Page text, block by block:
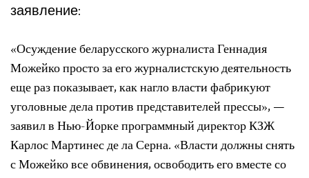
заявление:
«Осуждение беларусского журналиста Геннадия
Можейко просто за его журналистскую деятельность
еще раз показывает, как нагло власти фабрикуют
уголовные дела против представителей прессы», —
заявил в Нью-Йорке программный директор КЗЖ
Карлос Мартинес де ла Серна. «Власти должны снять
с Можейко все обвинения, освободить его вместе со